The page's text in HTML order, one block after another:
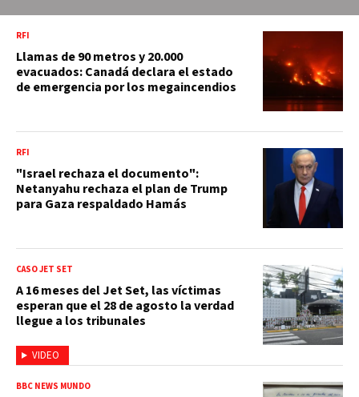
RFI
Llamas de 90 metros y 20.000
evacuados: Canadá declara el estado
de emergencia por los megaincendios
RFI
"Israel rechaza el documento":
Netanyahu rechaza el plan de Trump
para Gaza respaldado Hamás
VIDEO
CASO JET SET
A 16 meses del Jet Set, las víctimas
esperan que el 28 de agosto la verdad
llegue a los tribunales
BBC NEWS MUNDO